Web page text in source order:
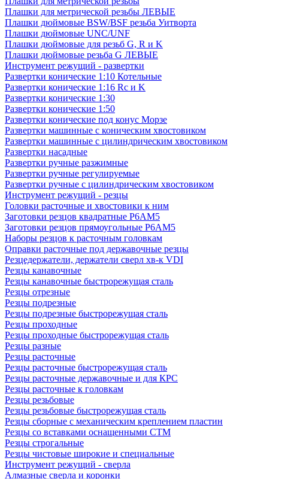
Плашки для метрической резьбы ЛЕВЫЕ
Плашки дюймовые BSW/BSF резьба Уитворта
Плашки дюймовые UNC/UNF
Плашки дюймовые для резьб G, R и K
Плашки дюймовые резьба G ЛЕВЫЕ
Инструмент режущий - развертки
Развертки конические 1:10 Котельные
Развертки конические 1:16 Rc и K
Развертки конические 1:30
Развертки конические 1:50
Развертки конические под конус Морзе
Развертки машинные с коническим хвостовиком
Развертки машинные с цилиндрическим хвостовиком
Развертки насадные
Развертки ручные разжимные
Развертки ручные регулируемые
Развертки ручные с цилиндрическим хвостовиком
Инструмент режущий - резцы
Головки расточные и хвостовики к ним
Заготовки резцов квадратные Р6АМ5
Заготовки резцов прямоугольные Р6АМ5
Наборы резцов к расточным головкам
Оправки расточные под державочные резцы
Резцедержатели, держатели сверл хв-к VDI
Резцы канавочные
Резцы канавочные быстрорежущая сталь
Резцы отрезные
Резцы подрезные
Резцы подрезные быстрорежущая сталь
Резцы проходные
Резцы проходные быстрорежущая сталь
Резцы разные
Резцы расточные
Резцы расточные быстрорежущая сталь
Резцы расточные державочные и для КРС
Резцы расточные к головкам
Резцы резьбовые
Резцы резьбовые быстрорежущая сталь
Резцы сборные с механическим креплением пластин
Резцы со вставками оснащенными СТМ
Резцы строгальные
Резцы чистовые широкие и специальные
Инструмент режущий - сверла
Алмазные сверла и коронки